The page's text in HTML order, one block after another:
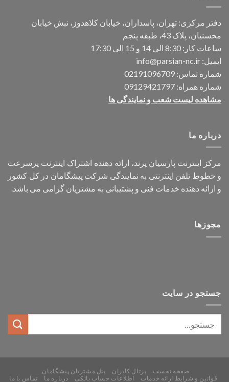
دفتر مرکزی: تهران، پاسداران، خیابان کلاهدوز، نبش خیابان
محسنیان، پلاک 43، طبقه پنجم
ساعات کار: 8:30 الی 14 و 15 الی 17:30
ایمیل: info@parsian-nc.ir
شماره تماس: 02191096709
شماره همراه: 09129421797
مشاهده لیست شعب و نمایندگی ها
درباره ما
مرکز اینترنت پارسیان پرند، ارائه دهنده اشتراک اینترنت پرسرعت
و خطوط تلفن اینترنتی به نمایندگی شرکت پیشگامان در کل کشور
و ارائه دهنده خدمات فنی و پشتیبانی به مشتریان گرامی می باشد.
مجوزها
جستجو در سایت
صفحه نخست پرتال کابران
پنل مشتریان پیشگامان
قوانین و شرایط ارائه خدمات
اطلاعات حساب بانکی درباره ما تماس با ما